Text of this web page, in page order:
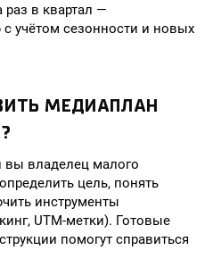
в квартал —
с учётом сезонности и новых
МЕДИАПЛАН
владелец малого
цель, понять
инструменты
UTM-метки). Готовые
помогут справиться